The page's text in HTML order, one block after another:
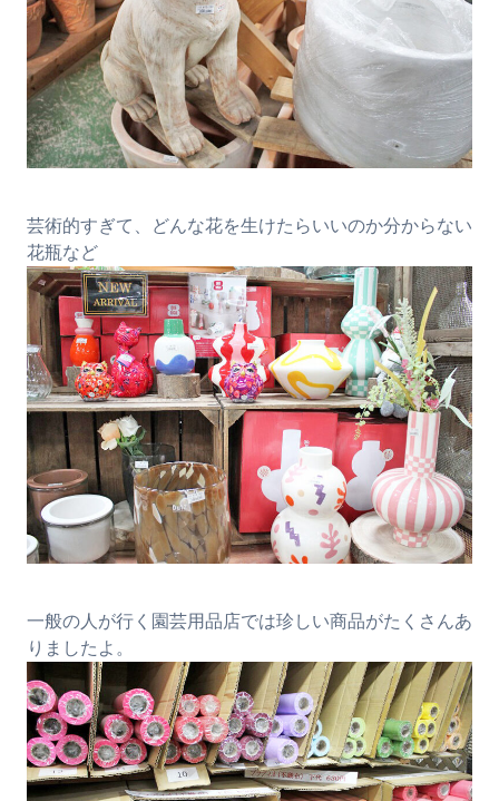
芸術的すぎて、どんな花を生けたらいいのか分からない
花瓶など
一般の人が行く園芸用品店では珍しい商品がたくさんあ
りましたよ。